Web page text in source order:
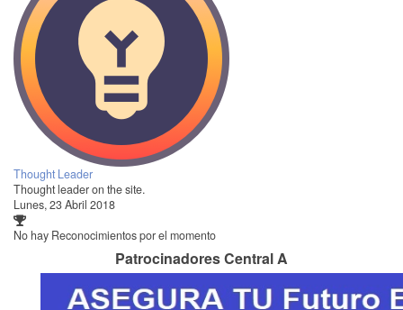
Thought Leader
Thought leader on the site.
Lunes, 23 Abril 2018
No hay Reconocimientos por el momento
Patrocinadores Central A